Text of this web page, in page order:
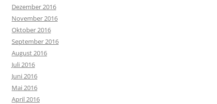
Dezember 2016
November 2016
Oktober 2016
September 2016
August 2016
Juli 2016
Juni 2016
Mai 2016
April 2016